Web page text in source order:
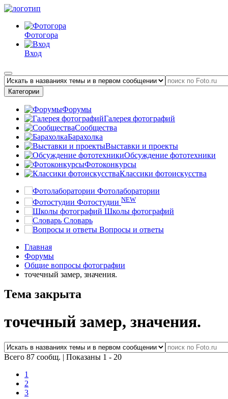
Фотогора
Вход
Категории
Форумы
Галерея фотографий
Сообщества
Барахолка
Выставки и проекты
Обсуждение фототехники
Фотоконкурсы
Классики фотоискусства
Фотолаборатории
Фотостудии NEW
Школы фотографий
Словарь
Вопросы и ответы
Главная
Форумы
Общие вопросы фотографии
точечный замер, значения.
Тема закрыта
точечный замер, значения.
Всего 87 сообщ. | Показаны 1 - 20
1
2
3